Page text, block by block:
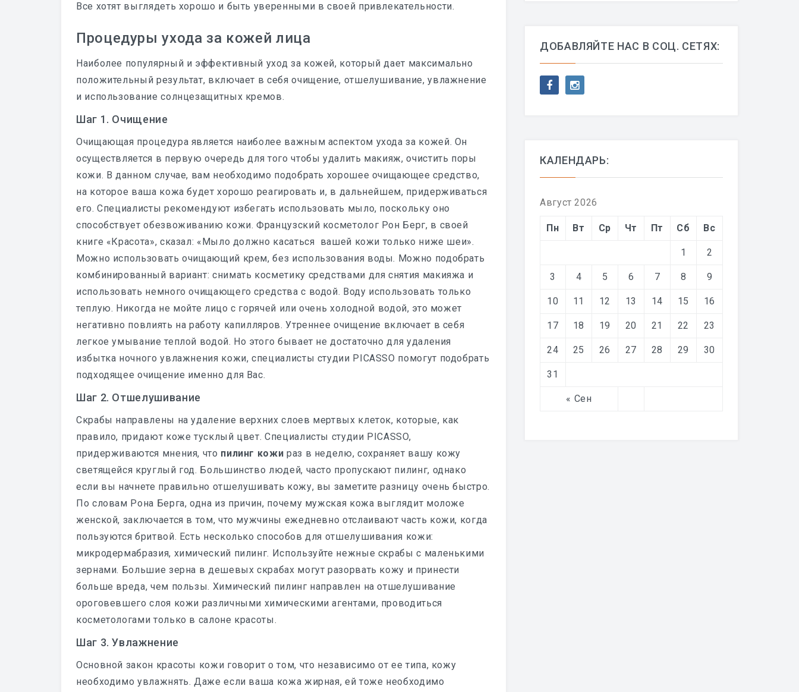
Все хотят выглядеть хорошо и быть уверенными в своей привлекательности.
Процедуры ухода за кожей лица
Наиболее популярный и эффективный уход за кожей, который дает максимально
положительный результат, включает в себя очищение, отшелушивание, увлажнение
и использование солнцезащитных кремов.
Шаг 1. Очищение
Очищающая процедура является наиболее важным аспектом ухода за кожей. Он
осуществляется в первую очередь для того чтобы удалить макияж, очистить поры
кожи. В данном случае, вам необходимо подобрать хорошее очищающее средство,
на которое ваша кожа будет хорошо реагировать и, в дальнейшем, придерживаться
его. Специалисты рекомендуют избегать использовать мыло, поскольку оно
способствует обезвоживанию кожи. Французский косметолог Рон Берг, в своей
книге «Красота», сказал: «Мыло должно касаться вашей кожи только ниже шеи».
Можно использовать очищающий крем, без использования воды. Можно подобрать
комбинированный вариант: снимать косметику средствами для снятия макияжа и
использовать немного очищающего средства с водой. Воду использовать только
теплую. Никогда не мойте лицо с горячей или очень холодной водой, это может
негативно повлиять на работу капилляров. Утреннее очищение включает в себя
легкое умывание теплой водой. Но этого бывает не достаточно для удаления
избытка ночного увлажнения кожи, специалисты студии PICASSO помогут подобрать
подходящее очищение именно для Вас.
Шаг 2. Отшелушивание
Скрабы направлены на удаление верхних слоев мертвых клеток, которые, как
правило, придают коже тусклый цвет. Специалисты студии PICASSO,
придерживаются мнения, что пилинг кожи раз в неделю, сохраняет вашу кожу
светящейся круглый год. Большинство людей, часто пропускают пилинг, однако
если вы начнете правильно отшелушивать кожу, вы заметите разницу очень быстро.
По словам Рона Берга, одна из причин, почему мужская кожа выглядит моложе
женской, заключается в том, что мужчины ежедневно отслаивают часть кожи, когда
пользуются бритвой. Есть несколько способов для отшелушивания кожи:
микродермабразия, химический пилинг. Используйте нежные скрабы с маленькими
зернами. Большие зерна в дешевых скрабах могут разорвать кожу и принести
больше вреда, чем пользы. Химический пилинг направлен на отшелушивание
ороговевшего слоя кожи различными химическими агентами, проводиться
косметологами только в салоне красоты.
Шаг 3. Увлажнение
Основной закон красоты кожи говорит о том, что независимо от ее типа, кожу
необходимо увлажнять. Даже если ваша кожа жирная, ей тоже необходимо
ДОБАВЛЯЙТЕ НАС В СОЦ. СЕТЯХ:
КАЛЕНДАРЬ:
Август 2026
Пн Вт Ср Чт Пт Сб Вс
« Сен
1 2
3 4 5 6 7 8 9
10 11 12 13 14 15 16
17 18 19 20 21 22 23
24 25 26 27 28 29 30
31